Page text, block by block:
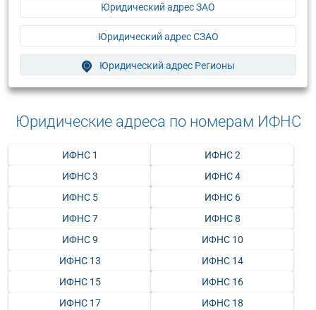
Юридический адрес ЗАО
Юридический адрес СЗАО
Юридический адрес Регионы
Юридические адреса по номерам ИФНС
ИФНС 1
ИФНС 2
ИФНС 3
ИФНС 4
ИФНС 5
ИФНС 6
ИФНС 7
ИФНС 8
ИФНС 9
ИФНС 10
ИФНС 13
ИФНС 14
ИФНС 15
ИФНС 16
ИФНС 17
ИФНС 18